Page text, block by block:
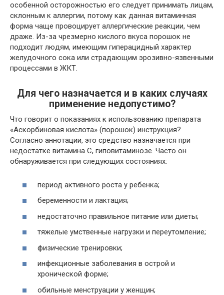
особенной осторожностью его следует принимать лицам,
склонным к аллергии, потому как данная витаминная
форма чаще провоцирует аллергические реакции, чем
драже. Из-за чрезмерно кислого вкуса порошок не
подходит людям, имеющим гиперацидный характер
желудочного сока или страдающим эрозивно-язвенными
процессами в ЖКТ.
Для чего назначается и в каких случаях
применение недопустимо?
Что говорит о показаниях к использованию препарата
«Аскорбиновая кислота» (порошок) инструкция?
Согласно аннотации, это средство назначается при
недостатке витамина С, гиповитаминозе. Часто он
обнаруживается при следующих состояниях:
период активного роста у ребенка;
беременности и лактация;
недостаточно правильное питание или диеты;
тяжелые умственные нагрузки и переутомление;
физические тренировки;
инфекционные заболевания в острой и
хронической форме;
обильные менструации у женщин;